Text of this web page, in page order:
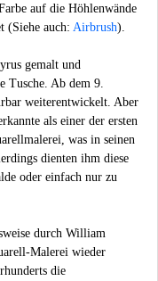
auf die Höhlenwände
(Siehe auch: Airbrush).
gemalt und
Tusche. Ab dem 9.
weiterentwickelt. Aber
als einer der ersten
was in seinen
dienten ihm diese
oder einfach nur zu
durch William
Malerei wieder
die